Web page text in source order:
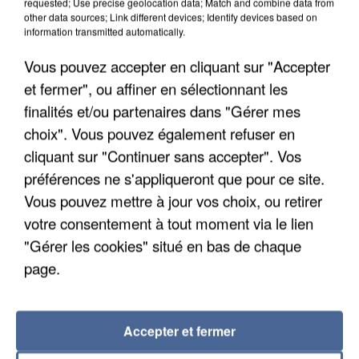
APRÈS TOUTES CES CANICULES, LES REFUGES
DE FAUNE SAUVAGE SONT...
other data sources; Link different devices; Identify devices based on
information transmitted automatically.
Vous pouvez accepter en cliquant sur "Accepter
et fermer", ou affiner en sélectionnant les
finalités et/ou partenaires dans "Gérer mes
choix". Vous pouvez également refuser en
cliquant sur "Continuer sans accepter". Vos
préférences ne s'appliqueront que pour ce site.
Vous pouvez mettre à jour vos choix, ou retirer
votre consentement à tout moment via le lien
"Gérer les cookies" situé en bas de chaque
page.
Accepter et fermer